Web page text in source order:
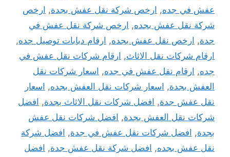
عفش في جده, ارخص شركة نقل عفش بجدة, ارخص
شركة نقل عفش بجده, ارخص شركة نقل عفش في
جدة, ارخص نقل عفش بجده, ارقام دبابات توصيل جده,
ارقام شركات نقل الاثاث, ارقام شركات نقل عفش في
جده, ارقام نقل عفش في جده, اسعار شركات نقل
العفش بجدة, اسعار شركات نقل العفش بجده, اسعار
نقل عفش جدة, افضل شركات نقل الاثاث بجدة, افضل
شركات نقل العفش بجدة, افضل شركات نقل عفش
بجدة, افضل شركات نقل عفش في جدة, افضل شركة
نقل عفش بجده, افضل شركة نقل عفش جدة, افضل